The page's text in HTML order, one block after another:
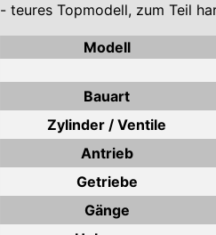
- teures Topmodell, zum Teil
Modell
Bauart
Zylinder / Ventile
Antrieb
Getriebe
Gänge